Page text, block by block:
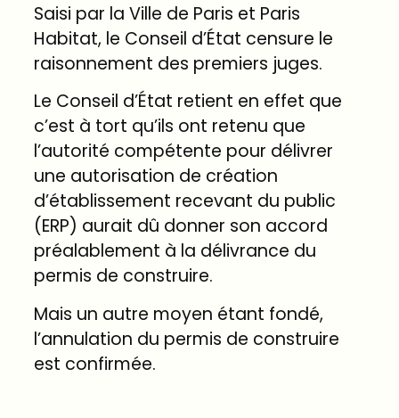
Saisi par la Ville de Paris et Paris
Habitat, le Conseil d’État censure le
raisonnement des premiers juges.
Le Conseil d’État retient en effet que
c’est à tort qu’ils ont retenu que
l’autorité compétente pour délivrer
une autorisation de création
d’établissement recevant du public
(ERP) aurait dû donner son accord
préalablement à la délivrance du
permis de construire.
Mais un autre moyen étant fondé,
l’annulation du permis de construire
est confirmée.